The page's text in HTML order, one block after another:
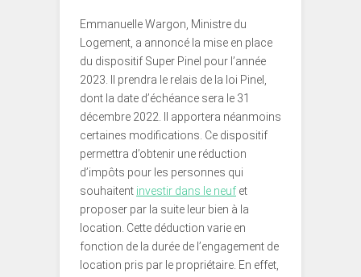
Emmanuelle Wargon, Ministre du
Logement, a annoncé la mise en place
du dispositif Super Pinel pour l’année
2023. Il prendra le relais de la loi Pinel,
dont la date d’échéance sera le 31
décembre 2022. Il apportera néanmoins
certaines modifications. Ce dispositif
permettra d’obtenir une réduction
d’impôts pour les personnes qui
souhaitent investir dans le neuf et
proposer par la suite leur bien à la
location. Cette déduction varie en
fonction de la durée de l’engagement de
location pris par le propriétaire. En effet,